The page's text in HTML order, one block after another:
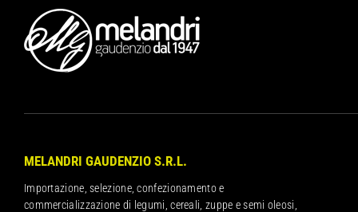
MELANDRI GAUDENZIO S.R.L.
Importazione, selezione, confezionamento e
commercializzazione di legumi, cereali, zuppe e semi oleosi,